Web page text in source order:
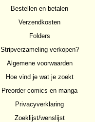
Bestellen en betalen
Verzendkosten
Folders
Stripverzameling verkopen?
Algemene voorwaarden
Hoe vind je wat je zoekt
Preorder comics en manga
Privacyverklaring
Zoeklijst/wenslijst